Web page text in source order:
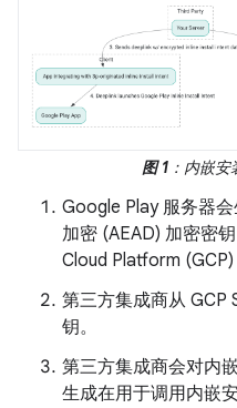
图 1 ：内嵌安
Google Play 服务器
加密 (AEAD) 加密密
Cloud Platform
第三方集成商从 GCP
钥。
第三方集成商会对内
生成在用于调用内嵌